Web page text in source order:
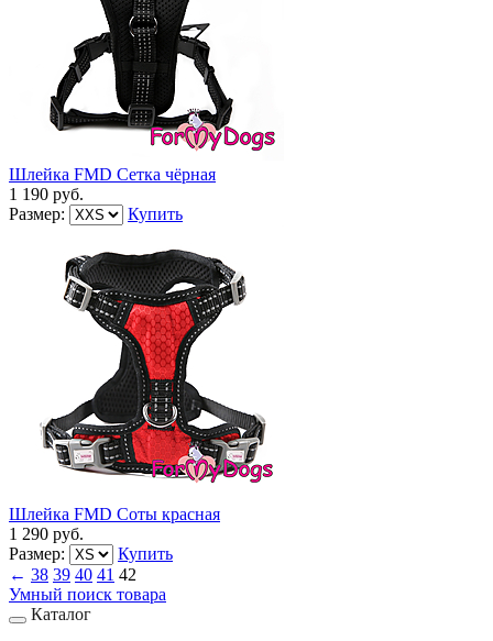
Шлейка FMD Сетка чёрная
1 190 руб.
Размер:
Купить
Шлейка FMD Соты красная
1 290 руб.
Размер:
Купить
← 38 39 40 41 42
Умный поиск товара
Каталог